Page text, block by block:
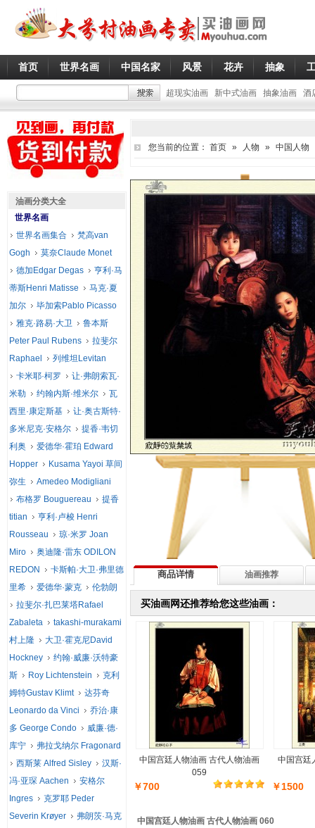
首页 世界名画 中国名家 风景 花卉 抽象
超现实油画 新中式油画 抽象油画 酒
您当前的位置： 首页 » 人物 » 中国人物
商品详情 油画推荐
买油画网还推荐给您这些油画：
中国宫廷人物油画 古代人物油画
059
￥700
中国宫廷
￥1500
中国宫廷人物油画 古代人物油画 060
油画分类大全
世界名画
世界名画集合
梵高van
Gogh
莫奈Claude Monet
德加Edgar Degas
亨利·马
蒂斯Henri Matisse
马克·夏
加尔
毕加索Pablo Picasso
雅克·路易·大卫
鲁本斯
Peter Paul Rubens
拉斐尔
Raphael
列维坦Levitan
卡米耶·柯罗
让·弗朗索瓦·
米勒
约翰内斯·维米尔
瓦
西里·康定斯基
让·奥古斯特·
多米尼克·安格尔
提香·韦切
利奥
爱德华·霍珀 Edward
Hopper
Kusama Yayoi 草间
弥生
Amedeo Modigliani
布格罗 Bouguereau
提香
titian
亨利·卢梭 Henri
Rousseau
琼·米罗 Joan
Miro
奥迪隆·雷东 ODILON
REDON
卡斯帕·大卫·弗里德
里希
爱德华·蒙克
伦勃朗
拉斐尔·扎巴莱塔Rafael
Zabaleta
takashi-murakami
村上隆
大卫·霍克尼David
Hockney
约翰·威廉·沃特豪
斯
Roy Lichtenstein
克利
姆特Gustav Klimt
达芬奇
Leonardo da Vinci
乔治·康
多 George Condo
威廉·德·
库宁
弗拉戈纳尔 Fragonard
西斯莱 Alfred Sisley
汉斯·
冯·亚琛 Aachen
安格尔
Ingres
克罗耶 Peder
Severin Krøyer
弗朗茨·马克